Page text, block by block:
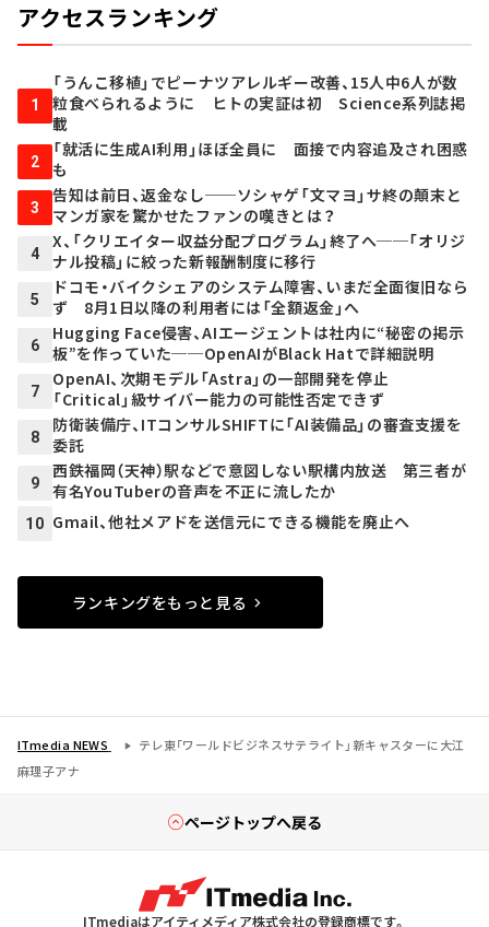
アクセスランキング
1
「うんこ移植」でピーナツアレルギー改善、15人中6人が数
粒食べられるように ヒトの実証は初 Science系列誌掲
載
2
「就活に生成AI利用」ほぼ全員に 面接で内容追及され困惑
も
3
告知は前日、返金なし──ソシャゲ「文マヨ」サ終の顛末と
マンガ家を驚かせたファンの嘆きとは？
4
X、「クリエイター収益分配プログラム」終了へ──「オリジ
ナル投稿」に絞った新報酬制度に移行
5
ドコモ・バイクシェアのシステム障害、いまだ全面復旧なら
ず 8月1日以降の利用者には「全額返金」へ
6
Hugging Face侵害、AIエージェントは社内に“秘密の掲示
板”を作っていた──OpenAIがBlack Hatで詳細説明
7
OpenAI、次期モデル「Astra」の一部開発を停止
「Critical」級サイバー能力の可能性否定できず
8
防衛装備庁、ITコンサルSHIFTに「AI装備品」の審査支援を
委託
9
西鉄福岡（天神）駅などで意図しない駅構内放送 第三者が
有名YouTuberの音声を不正に流したか
10 Gmail、他社メアドを送信元にできる機能を廃止へ
ランキングをもっと見る
ITmedia NEWS
テレ東「ワールドビジネスサテライト」新キャスターに大江
麻理子アナ
ページトップへ戻る
ITmediaはアイティメディア株式会社の登録商標です。